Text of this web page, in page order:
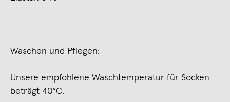
Waschen und Pflegen:
Unsere empfohlene Waschtemperatur für Socken
beträgt 40°C.